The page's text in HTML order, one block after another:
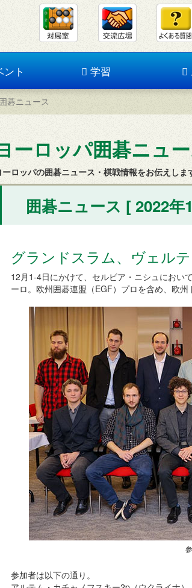
ト 学習
碁ニュース
ーロッパ囲碁ニュ
ーロッパの囲碁ニュース・棋戦情報をお伝えしま
囲碁ニュース [ 2022年
グランドスラム、ヴェル
12月1-4日にかけて、セルビア・ニシュにおい
ーロ。欧州囲碁連盟（EGF）プロを含め、欧
参加者は以下の通り。